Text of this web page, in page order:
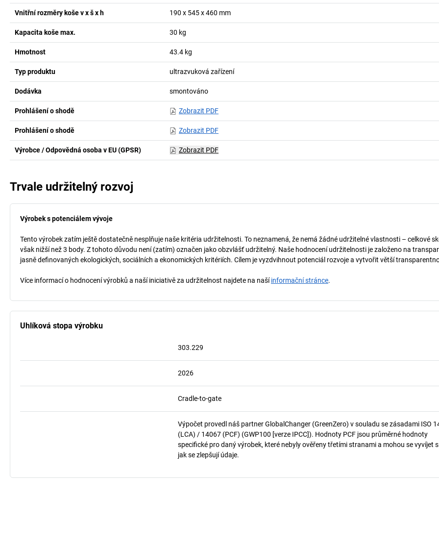
Vnitřní rozměry koše v x š x h 190 x 545 x 460 mm
Kapacita koše max. 30 kg
Hmotnost 43.4 kg
Typ produktu ultrazvuková zařízení
Dodávka smontováno
Prohlášení o shodě Zobrazit PDF
Prohlášení o shodě Zobrazit PDF
Výrobce / Odpovědná osoba v EU (GPSR) Zobrazit PDF
Trvale udržitelný rozvoj
Výrobek s potenciálem vývoje
Tento výrobek zatím ještě dostatečně nesplňuje naše kritéria udržitelnosti. To neznamená, že nemá žádné udržitelné vlastnosti – celkové
však nižší než 3 body. Z tohoto důvodu není (zatím) označen jako obzvlášť udržitelný. Naše hodnocení udržitelnosti je založeno na
jasně definovaných ekologických, sociálních a ekonomických kritériích. Cílem je vyzdvihnout potenciál rozvoje a vytvořit větší
Více informací o hodnocení výrobků a naší iniciativě za udržitelnost najdete na našíinformační stránce.
Uhlíková stopa výrobku
303.229
2026
Cradle-to-gate
Výpočet provedl náš partner GlobalChanger (GreenZero) v souladu se zásadami ISO
(LCA) / 14067 (PCF) (GWP100 [verze IPCC]). Hodnoty PCF jsou průměrné hodnoty
specifické pro daný výrobek, které nebyly ověřeny třetími stranami a mohou se vyvíjet
jak se zlepšují údaje.